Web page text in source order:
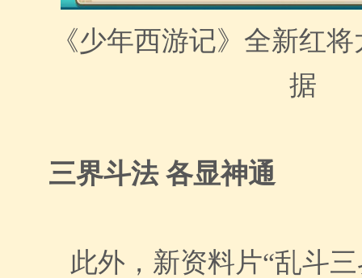
《少年西游记》全新红
据
三界斗法 各显神通
此外，新资料片“乱斗